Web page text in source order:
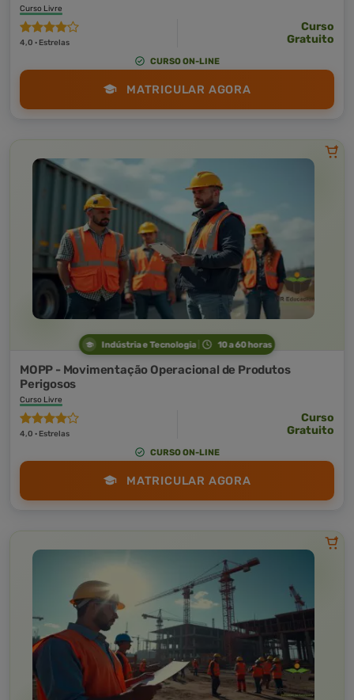
Curso Livre
4,0 · Estrelas
Curso
Gratuito
CURSO ON-LINE
MATRICULAR AGORA
Indústria e Tecnologia 10 a 60 horas
MOPP - Movimentação Operacional de Produtos
Perigosos
Curso Livre
4,0 · Estrelas
Curso
Gratuito
CURSO ON-LINE
MATRICULAR AGORA